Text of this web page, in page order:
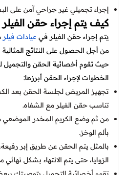
إجراء تجميلي غير جراحي آمن على
كيف يتم إجراء حقن الفيلر
يتم إجراء حقن الفيلر فيعيادات فيلر
من أجل الحصول على النتائج المثالية
حيث تقوم أخصائية الحقن والتجميل
الخطوات لإجراء الحقن أبرزها:
تجهيز المريض لجلسة الحقن بعد
تناسب حقن الفيلر مع الشفاه.
من ثم وضع الكريم المخدر الموضعي
بألم الوخز.
بالمثل يتم الحقن عن طريق إبر رفيعة،
الزوايا، حتى يتم الانتهاء بشكل نهائي